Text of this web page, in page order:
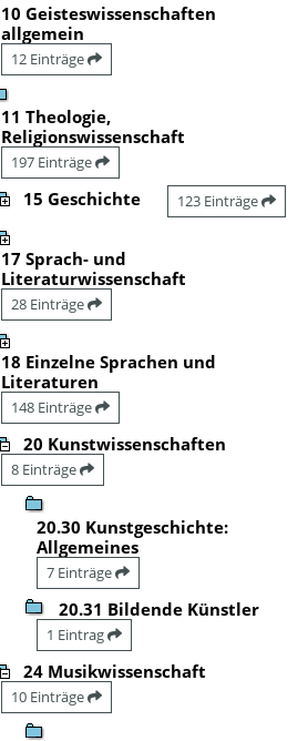
10 Geisteswissenschaften
allgemein
12 Einträge
11 Theologie,
Religionswissenschaft
197 Einträge
15 Geschichte 123 Einträge
17 Sprach- und
Literaturwissenschaft
28 Einträge
18 Einzelne Sprachen und
Literaturen
148 Einträge
20 Kunstwissenschaften
8 Einträge
20.30 Kunstgeschichte:
Allgemeines
7 Einträge
20.31 Bildende Künstler
1 Eintrag
24 Musikwissenschaft
10 Einträge